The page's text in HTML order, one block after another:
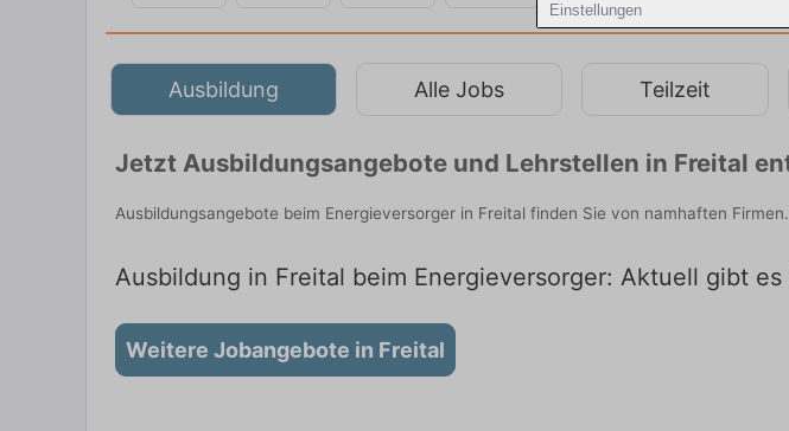
Einstellungen
Ausbildung Alle Jobs Teilzeit
Jetzt Ausbildungsangebote und Lehrstellen in Freital
Ausbildungsangebote beim Energieversorger in Freital finden Sie von namhaften
Ausbildung in Freital beim Energieversorger: Aktuell gibt
Weitere Jobangebote in Freital